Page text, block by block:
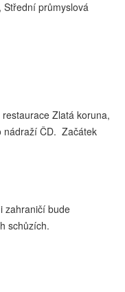
průmyslová
Zlatá koruna,
nádraží ČD. Začátek
zahraničí bude
schůzích.